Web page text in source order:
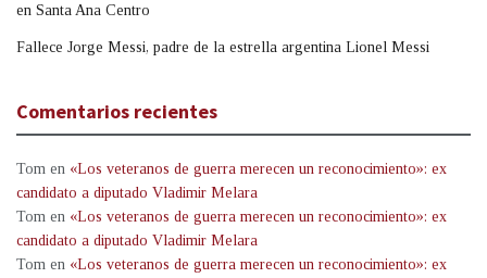
en Santa Ana Centro
Fallece Jorge Messi, padre de la estrella argentina Lionel Messi
Comentarios recientes
Tom en «Los veteranos de guerra merecen un reconocimiento»: ex
candidato a diputado Vladimir Melara
Tom en «Los veteranos de guerra merecen un reconocimiento»: ex
candidato a diputado Vladimir Melara
Tom en «Los veteranos de guerra merecen un reconocimiento»: ex